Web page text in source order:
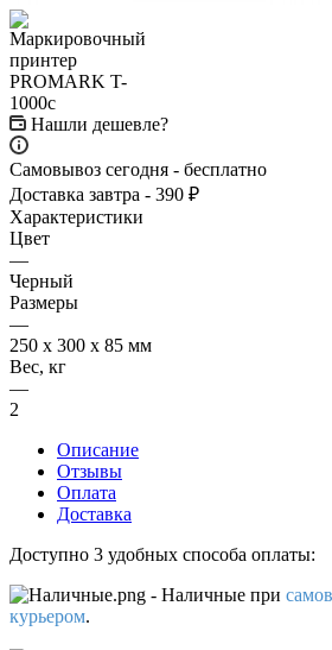
Нашли дешевле?
Самовывоз сегодня - бесплатно
Доставка завтра - 390 ₽
Характеристики
Цвет
—
Черный
Размеры
—
250 х 300 х 85 мм
Вес, кг
—
2
Описание
Отзывы
Оплата
Доставка
Доступно 3 удобных способа оплаты:
- Наличные при
курьером.